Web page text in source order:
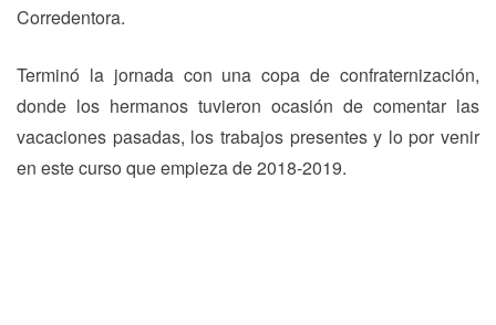
Corredentora.
Terminó la jornada con una copa de confraternización,
donde los hermanos tuvieron ocasión de comentar las
vacaciones pasadas, los trabajos presentes y lo por venir
en este curso que empieza de 2018-2019.